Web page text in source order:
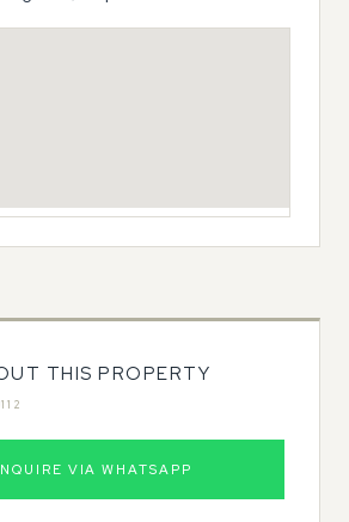
THIS PROPERTY
VIA WHATSAPP